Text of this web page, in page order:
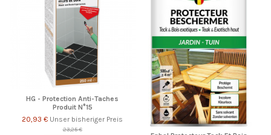
HG - Protection Anti-Taches
Produit N°15
20,93 € Unser bisheriger Preis
23,25 €